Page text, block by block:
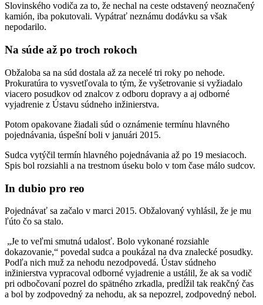
Slovinského vodiča za to, že nechal na ceste odstavený neoznačený
kamión, iba pokutovali. Vypátrať neznámu dodávku sa však
nepodarilo.
Na súde až po troch rokoch
Obžaloba sa na súd dostala až za necelé tri roky po nehode.
Prokuratúra to vysvetľovala to tým, že vyšetrovanie si vyžiadalo
viacero posudkov od znalcov z odboru dopravy a aj odborné
vyjadrenie z Ústavu súdneho inžinierstva.
Potom opakovane žiadali súd o oznámenie termínu hlavného
pojednávania, úspešní boli v januári 2015.
Sudca vytýčil termín hlavného pojednávania až po 19 mesiacoch.
Spis bol rozsiahli a na trestnom úseku bolo v tom čase málo sudcov.
In dubio pro reo
Pojednávať sa začalo v marci 2015. Obžalovaný vyhlásil, že je mu
ľúto čo sa stalo.
„Je to veľmi smutná udalosť. Bolo vykonané rozsiahle
dokazovanie,“ povedal sudca a poukázal na dva znalecké posudky.
Podľa nich muž za nehodu nezodpovedá. Ústav súdneho
inžinierstva vypracoval odborné vyjadrenie a ustálil, že ak sa vodič
pri odbočovaní pozrel do spätného zrkadla, predĺžil tak reakčný čas
a bol by zodpovedný za nehodu, ak sa nepozrel, zodpovedný nebol.